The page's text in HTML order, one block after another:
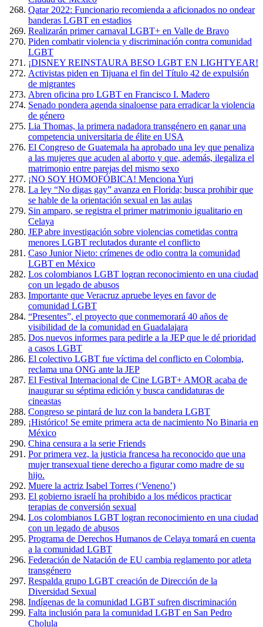
Qatar 2022: Funcionario recomienda a aficionados no ondear
banderas LGBT en estadios
Realizarán primer carnaval LGBT+ en Valle de Bravo
Piden combatir violencia y discriminación contra comunidad
LGBT
¡DISNEY REINSTAURA BESO LGBT EN LIGHTYEAR!
Activistas piden en Tijuana el fin del Título 42 de expulsión
de migrantes
Abren oficina pro LGBT en Francisco I. Madero
Senado pondera agenda sinaloense para erradicar la violencia
de género
Lia Thomas, la primera nadadora transgénero en ganar una
competencia universitaria de élite en USA
El Congreso de Guatemala ha aprobado una ley que penaliza
a las mujeres que acuden al aborto y que, además, ilegaliza el
matrimonio entre parejas del mismo sexo
¡NO SOY HOMOFÓBICA! Menciona Yuri
La ley “No digas gay” avanza en Florida; busca prohibir que
se hable de la orientación sexual en las aulas
Sin amparo, se registra el primer matrimonio igualitario en
Celaya
JEP abre investigación sobre violencias cometidas contra
menores LGBT reclutados durante el conflicto
Caso Junior Nieto: crímenes de odio contra la comunidad
LGBT en México
Los colombianos LGBT logran reconocimiento en una ciudad
con un legado de abusos
Importante que Veracruz apruebe leyes en favor de
comunidad LGBT
“Presentes”, el proyecto que conmemorará 40 años de
visibilidad de la comunidad en Guadalajara
Dos nuevos informes para pedirle a la JEP que le dé prioridad
a casos LGBT
El colectivo LGBT fue víctima del conflicto en Colombia,
reclama una ONG ante la JEP
El Festival Internacional de Cine LGBT+ AMOR acaba de
inaugurar su séptima edición y busca candidaturas de
cineastas
Congreso se pintará de luz con la bandera LGBT
¡Histórico! Se emite primera acta de nacimiento No Binaria en
México
China censura a la serie Friends
Por primera vez, la justicia francesa ha reconocido que una
mujer transexual tiene derecho a figurar como madre de su
hijo.
Muere la actriz Isabel Torres (‘Veneno’)
El gobierno israelí ha prohibido a los médicos practicar
terapias de conversión sexual
Los colombianos LGBT logran reconocimiento en una ciudad
con un legado de abusos
Programa de Derechos Humanos de Celaya tomará en cuenta
a la comunidad LGBT
Federación de Natación de EU cambia reglamento por atleta
transgénero
Respalda grupo LGBT creación de Dirección de la
Diversidad Sexual
Indígenas de la comunidad LGBT sufren discriminación
Falta inclusión para la comunidad LGBT en San Pedro
Cholula